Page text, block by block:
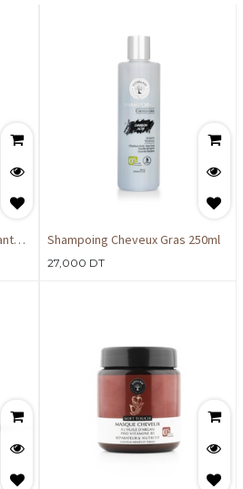
Shampoing Cheveux Gras 250ml
27,000 DT